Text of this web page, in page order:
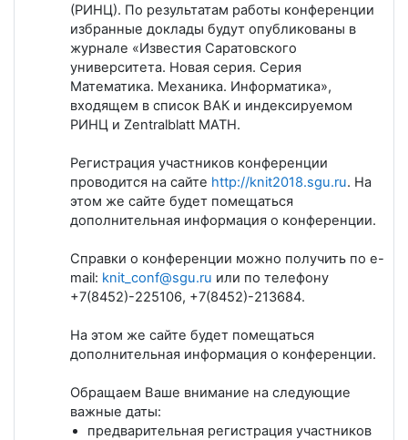
(РИНЦ). По результатам работы конференции
избранные доклады будут опубликованы в
журнале «Известия Саратовского
университета. Новая серия. Серия
Математика. Механика. Информатика»,
входящем в список ВАК и индексируемом
РИНЦ и Zentralblatt MATH.
Регистрация участников конференции
проводится на сайте http://knit2018.sgu.ru. На
этом же сайте будет помещаться
дополнительная информация о конференции.
Справки о конференции можно получить по e-
mail: knit_conf@sgu.ru или по телефону
+7(8452)-225106, +7(8452)-213684.
На этом же сайте будет помещаться
дополнительная информация о конференции.
Обращаем Ваше внимание на следующие
важные даты:
предварительная регистрация участников